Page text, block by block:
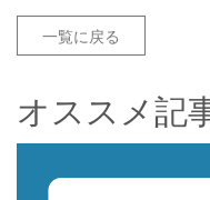
一覧に戻る
オススメ記